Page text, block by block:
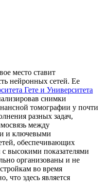
место ставит
нейронных сетей. Ее
Гете и Университета
снимки
томографии у почти
разных задач,
между
и ключевыми
обеспечивающих
высокими показателями
организованы и не
во время
что здесь является